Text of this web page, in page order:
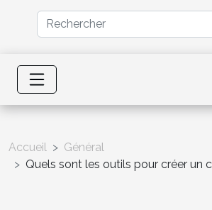
Accueil
Général
Quels sont les outils pour créer un